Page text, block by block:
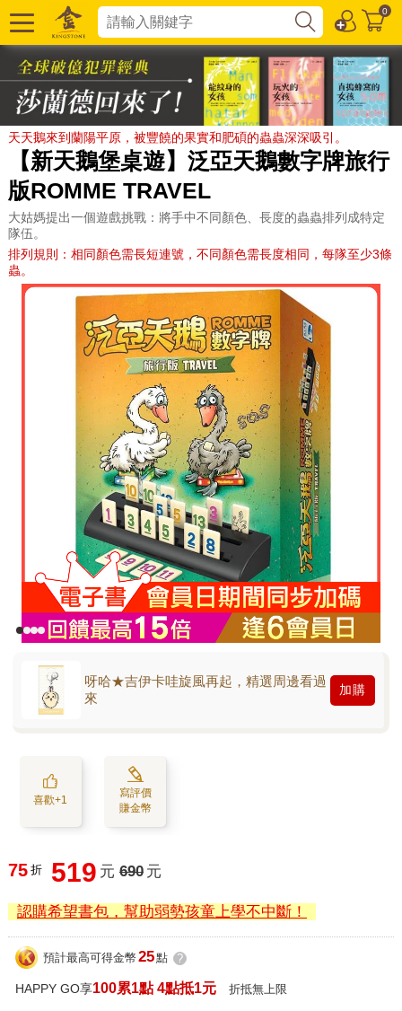
0
天天鵝來到蘭陽平原，被豐饒的果實和肥碩的蟲蟲深深吸引。
【新天鵝堡桌遊】泛亞天鵝數字牌旅行
版ROMME TRAVEL
大姑媽提出一個遊戲挑戰：將手中不同顏色、長度的蟲蟲排列成特定
隊伍。
排列規則：相同顏色需長短連號，不同顏色需長度相同，每隊至少3條
蟲。
呀哈★吉伊卡哇旋風再起，精選周邊看過
來
加購
喜歡+1
寫評價
賺金幣
75 折 519 元 690 元
認購希望書包，幫助弱勢孩童上學不中斷！
預計最高可得金幣 25點 ?
HAPPY GO享100累1點 4點抵1元 折抵無上限